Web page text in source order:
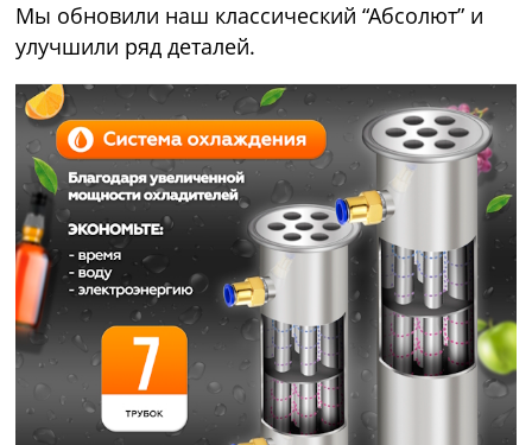
Мы обновили наш классический “Абсолют” и
улучшили ряд деталей.